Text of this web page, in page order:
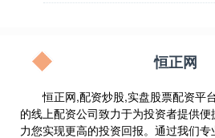
恒正网
恒正网,配资炒股,实盘股票配资平
的线上配资公司致力于为投资者提供
力您实现更高的投资回报。通过我们